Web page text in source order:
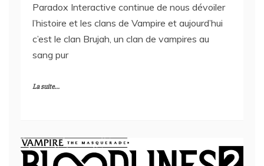
Paradox Interactive continue de nous dévoiler
l’histoire et les clans de Vampire et aujourd’hui
c’est le clan Brujah, un clan de vampires au
sang pur
La suite...